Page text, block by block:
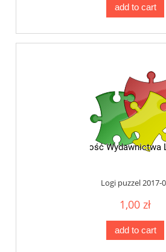
add to cart
Logi puzzel 2017-
1,00 zł
add to cart